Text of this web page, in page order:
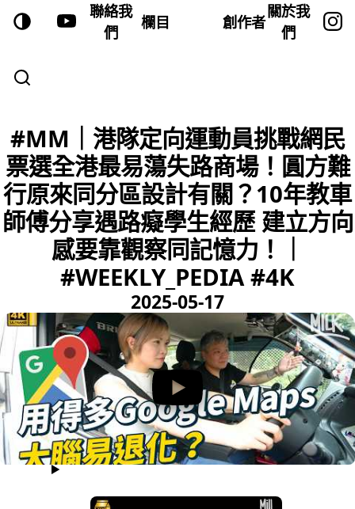
聯絡我
們
欄目 創作者
關於我
們
#MM｜港隊定向運動員挑戰網民
票選全港最易蕩失路商場！圓方難
行原來同分區設計有關？10年教車
師傅分享遇路癡學生經歷 建立方向
感要靠觀察同記憶力！｜
#WEEKLY_PEDIA #4K
2025-05-17